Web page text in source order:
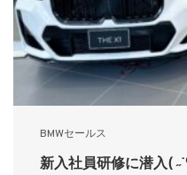
BMWセールス
新入社員研修に潜入(